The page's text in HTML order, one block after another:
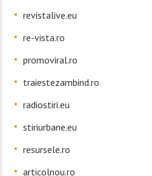
revistalive.eu
re-vista.ro
promoviral.ro
traiestezambind.ro
radiostiri.eu
stiriurbane.eu
resursele.ro
articolnou.ro